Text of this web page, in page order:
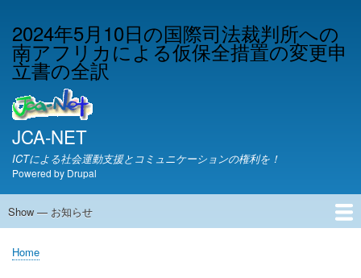
to
main
content
2024年5月10日の国際司法裁判所への
南アフリカによる仮保全措置の変更申
立書の全訳
JCA-NET
ICTによる社会運動支援とコミュニケーションの権利を！
Powered by Drupal
お
ら
Show — お知らせ
JCA-NETからのお知らせ
Breadcrumb
Home